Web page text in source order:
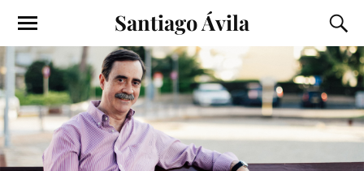
Santiago Ávila